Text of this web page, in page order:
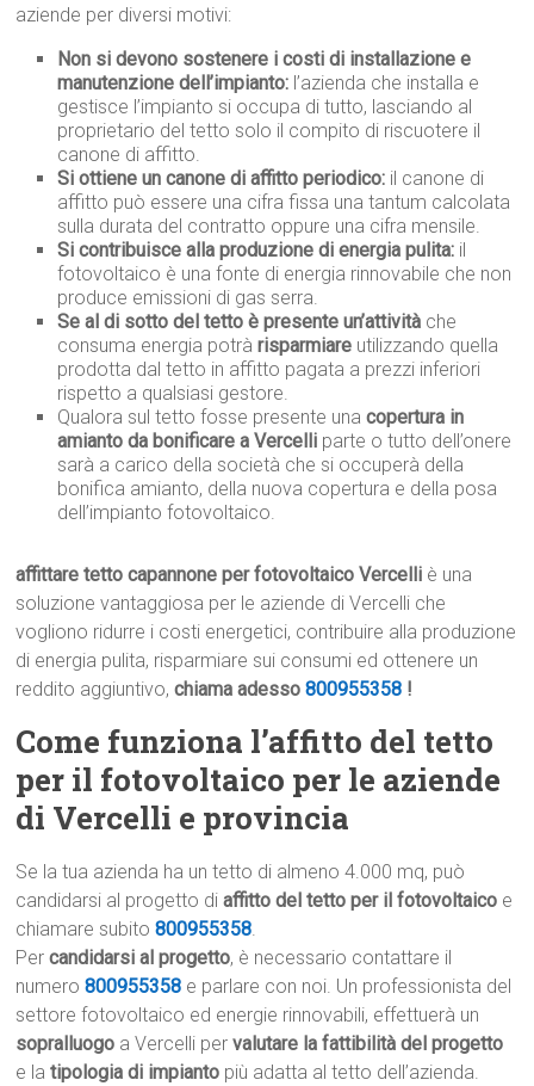
aziende per diversi motivi:
Non si devono sostenere i costi di installazione e
manutenzione dell’impianto: l’azienda che installa e
gestisce l’impianto si occupa di tutto, lasciando al
proprietario del tetto solo il compito di riscuotere il
canone di affitto.
Si ottiene un canone di affitto periodico: il canone di
affitto può essere una cifra fissa una tantum calcolata
sulla durata del contratto oppure una cifra mensile.
Si contribuisce alla produzione di energia pulita: il
fotovoltaico è una fonte di energia rinnovabile che non
produce emissioni di gas serra.
Se al di sotto del tetto è presente un’attività che
consuma energia potràrisparmiare utilizzando quella
prodotta dal tetto in affitto pagata a prezzi inferiori
rispetto a qualsiasi gestore.
Qualora sul tetto fosse presente unacopertura in
amianto da bonificare a Vercelli parte o tutto dell’onere
sarà a carico della società che si occuperà della
bonifica amianto, della nuova copertura e della posa
dell’impianto fotovoltaico.
affittare tetto capannone per fotovoltaico Vercelli è una
soluzione vantaggiosa per le aziende di Vercelli che
vogliono ridurre i costi energetici, contribuire alla produzione
di energia pulita, risparmiare sui consumi ed ottenere un
reddito aggiuntivo,chiama adesso800955358 !
Come funziona l’affitto del tetto
per il fotovoltaico per le aziende
di Vercelli e provincia
Se la tua azienda ha un tetto di almeno 4.000 mq, può
candidarsi al progetto diaffitto del tetto per il fotovoltaico e
chiamare subito800955358.
Percandidarsi al progetto, è necessario contattare il
numero800955358 e parlare con noi. Un professionista del
settore fotovoltaico ed energie rinnovabili, effettuerà un
sopralluogo a Vercelli pervalutare la fattibilità del progetto
e latipologia di impianto più adatta al tetto dell’azienda.